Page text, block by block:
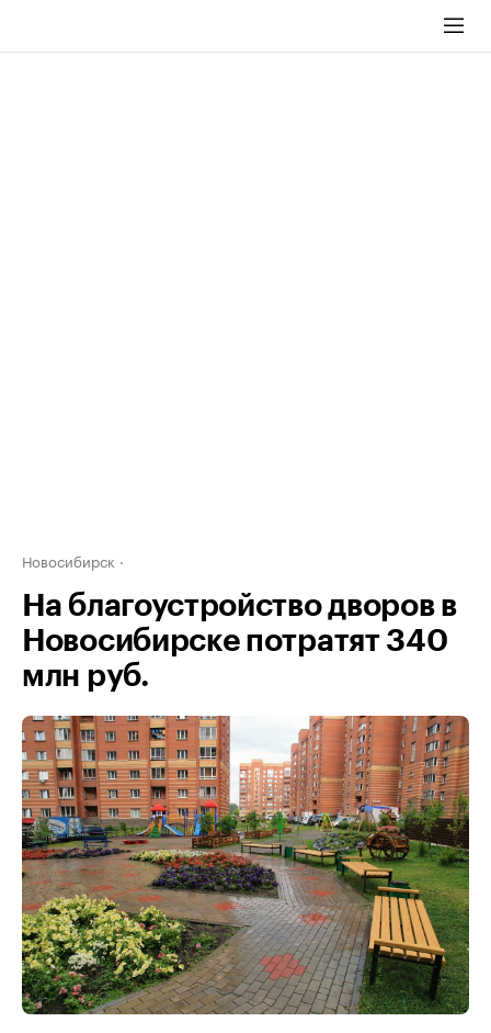
Новосибирск
На благоустройство дворов в
Новосибирске потратят 340
млн руб.